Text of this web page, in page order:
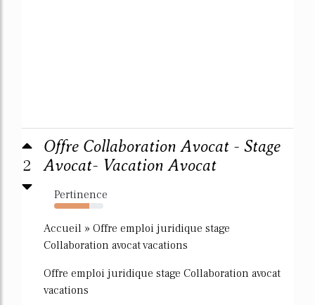
2
Offre Collaboration Avocat - Stage
Avocat- Vacation Avocat
Pertinence
71%
Accueil » Offre emploi juridique stage
Collaboration avocat vacations
Offre emploi juridique stage Collaboration avocat
vacations